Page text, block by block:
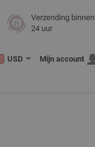
Verzending binnen
24 uur
USD Mijn account